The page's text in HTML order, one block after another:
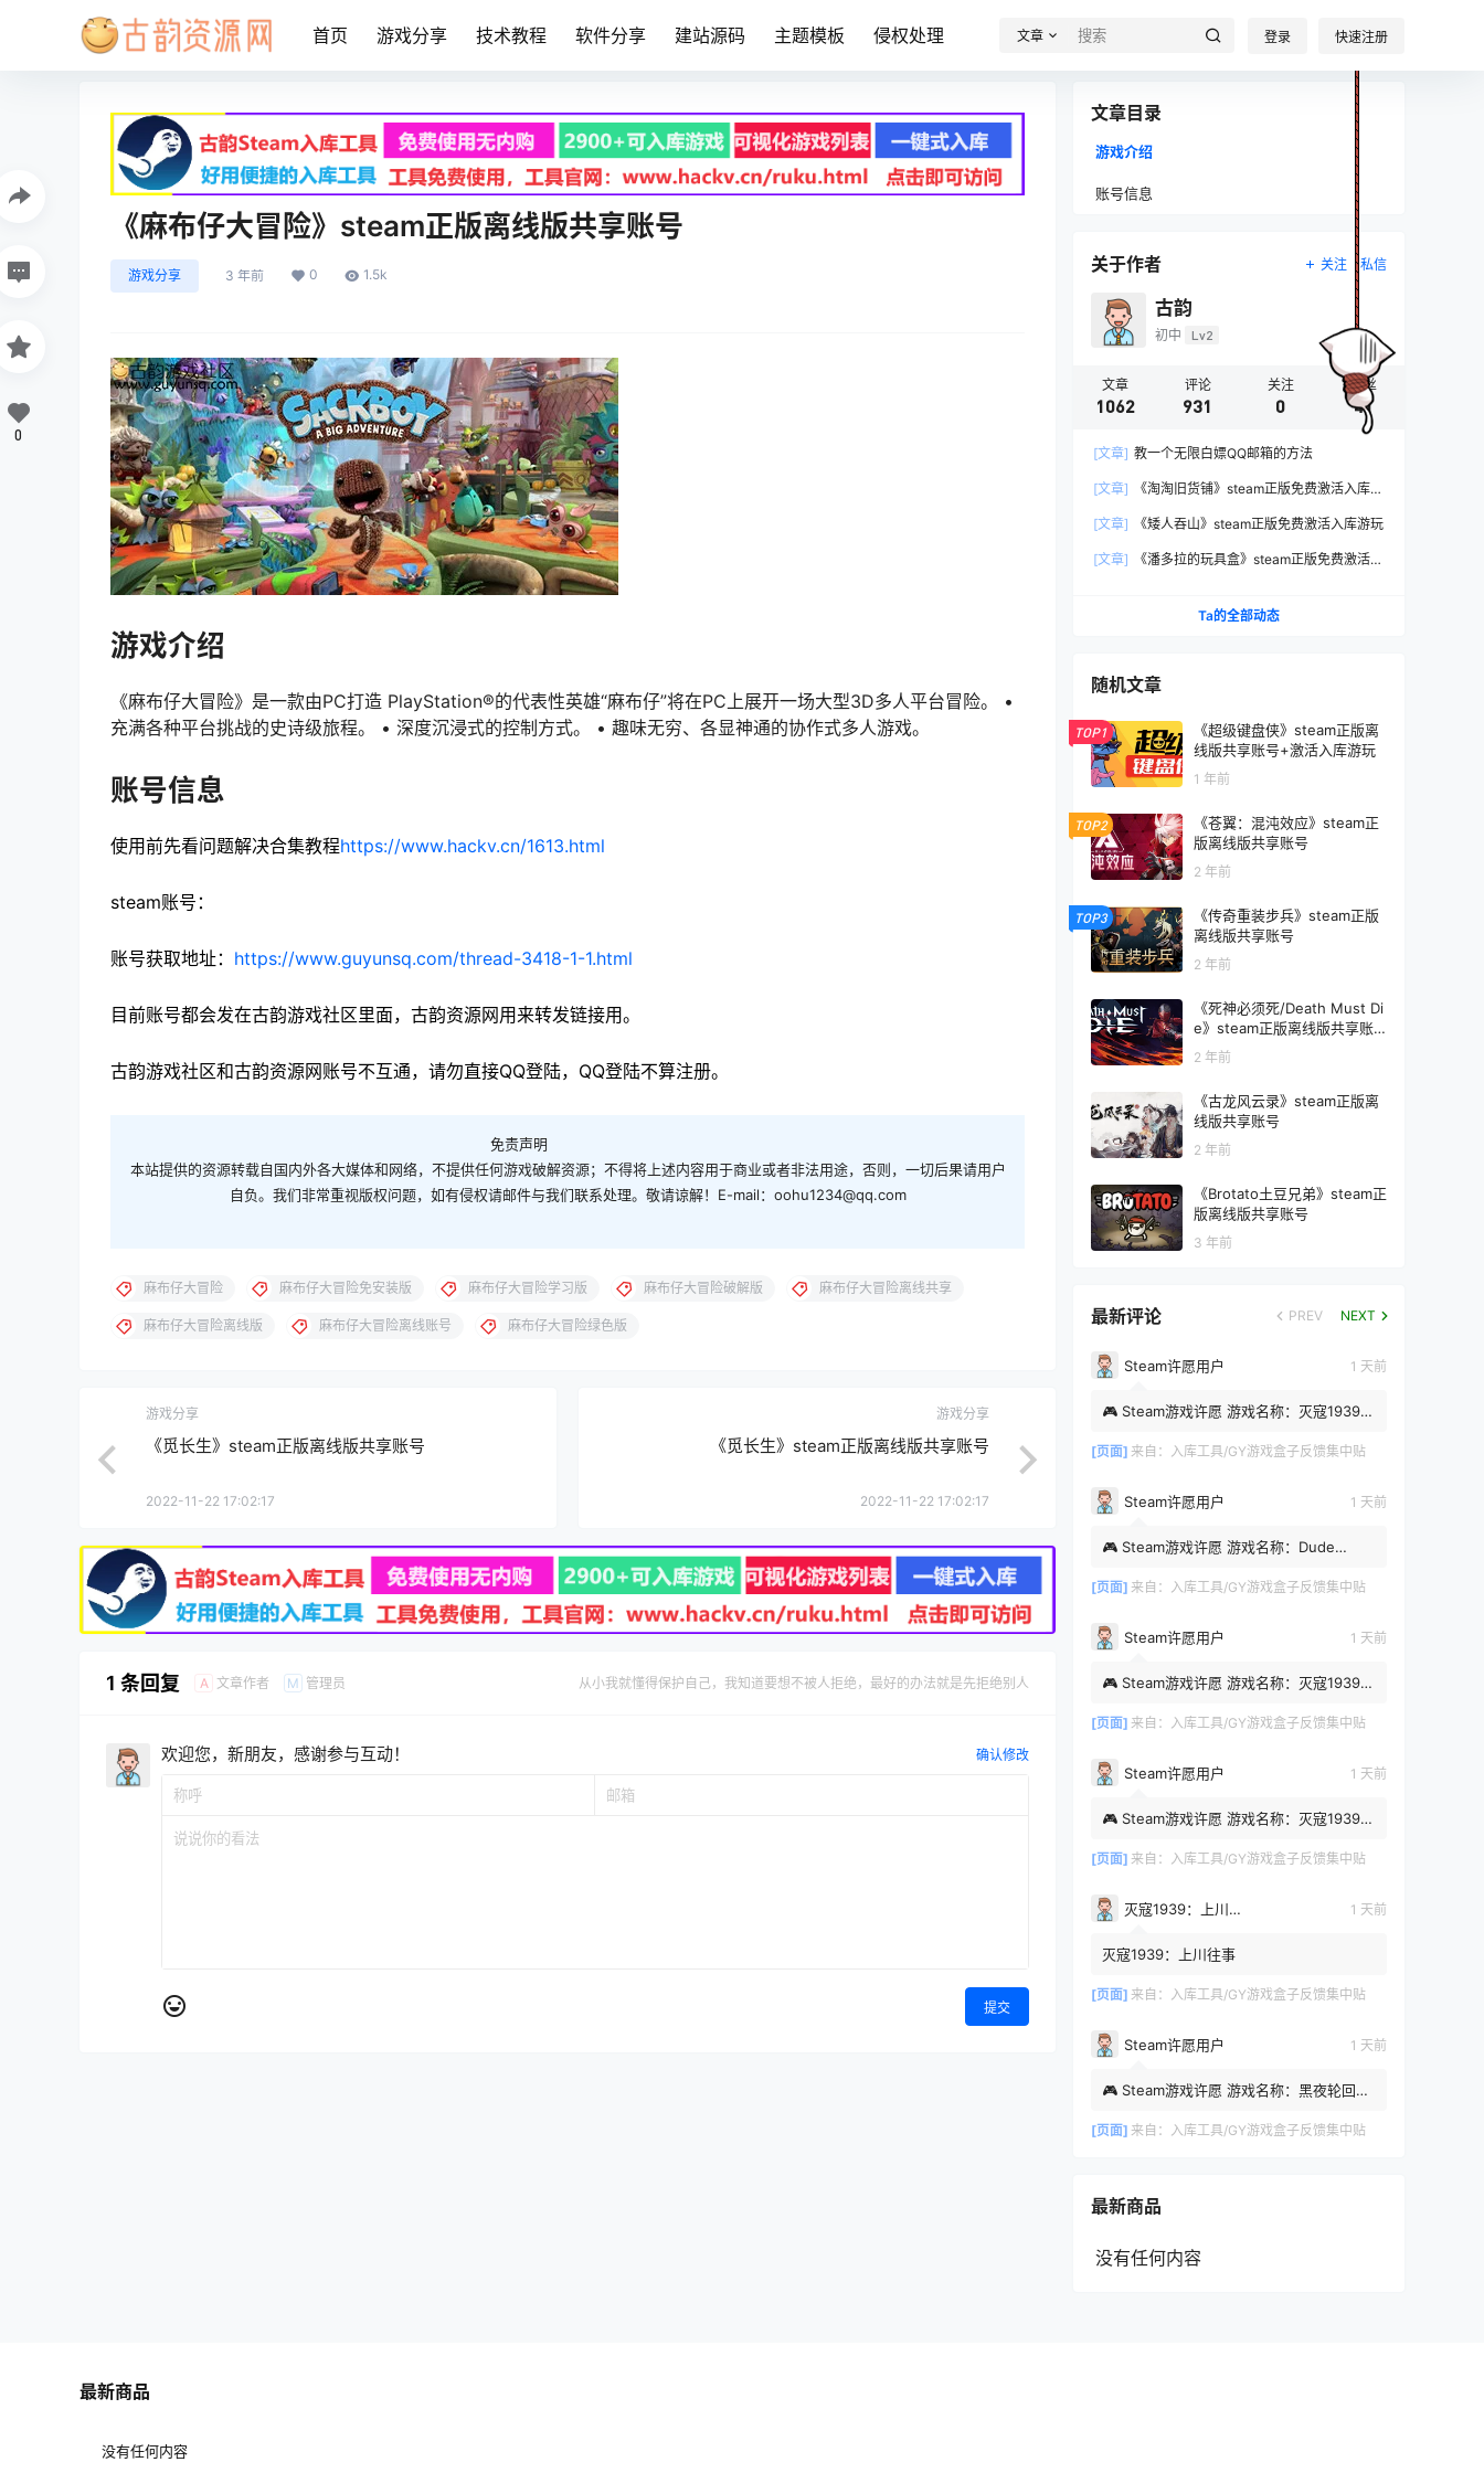
首页 游戏分享 技术教程 软件分享 建站源码 主题模板 侵权处理 文章 登录 快速注册
《麻布仔大冒险》steam正版离线版共享账号
游戏分享 3 年前 0 1.5k
游戏介绍
《麻布仔大冒险》是一款由PC打造 PlayStation®的代表性英雄“麻布仔”将在PC上展开一场大型3D多人平台冒险。 •
充满各种平台挑战的史诗级旅程。 • 深度沉浸式的控制方式。 • 趣味无穷、各显神通的协作式多人游戏。
账号信息
使用前先看问题解决合集教程https://www.hackv.cn/1613.html
steam账号：
账号获取地址： https://www.guyunsq.com/thread-3418-1-1.html
目前账号都会发在古韵游戏社区里面，古韵资源网用来转发链接用。
古韵游戏社区和古韵资源网账号不互通，请勿直接QQ登陆，QQ登陆不算注册。
免责声明
本站提供的资源转载自国内外各大媒体和网络，不提供任何游戏破解资源；不得将上述内容用于商业或者非法用途，否则，一切后果请用户
自负。我们非常重视版权问题，如有侵权请邮件与我们联系处理。敬请谅解！E-mail：oohu1234@qq.com
0
麻布仔大冒险 麻布仔大冒险免安装版 麻布仔大冒险学习版 麻布仔大冒险破解版 麻布仔大冒险离线共享
麻布仔大冒险离线版 麻布仔大冒险离线账号 麻布仔大冒险绿色版
游戏分享
《觅长生》steam正版离线版共享账号
2022-11-22 17:02:17
游戏分享
《觅长生》steam正版离线版共享账号
2022-11-22 17:02:17
1 条回复 A 文章作者 M 管理员 从小我就懂得保护自己，我知道要想不被人拒绝，最好的办法就是先拒绝别人
欢迎您，新朋友，感谢参与互动！ 确认修改
提交
文章目录
游戏介绍
账号信息
关于作者 关注 私信
古韵
初中 Lv2
文章
1062
评论
931
关注
0
粉丝
41
[文章] 教一个无限白嫖QQ邮箱的方法
[文章]
《淘淘旧货铺》steam正版免费激活入库游
[文章]
《矮人吞山》steam正版免费激活入库游玩
[文章]
《潘多拉的玩具盒》steam正版免费激活入
Ta的全部动态
随机文章
TOP1
《超级键盘侠》steam正版离
线版共享账号+激活入库游玩
1 年前
TOP2
《苍翼：混沌效应》steam正
版离线版共享账号
2 年前
TOP3
《传奇重装步兵》steam正版
离线版共享账号
2 年前
《死神必须死/Death Must Di
e》steam正版离线版共享账
2 年前
《古龙风云录》steam正版离
线版共享账号
2 年前
《Brotato土豆兄弟》steam正
版离线版共享账号
3 年前
最新评论 PREV NEXT
Steam许愿用户 1 天前
🎮 Steam游戏许愿 游戏名称：灭寇1939：
类型：影游 时间：2026-08-...
[页面] 来自： 入库工具/GY游戏盒子反馈集中贴
Steam许愿用户 1 天前
🎮 Steam游戏许愿 游戏名称：Dude
ID：4801740 游戏类型：动作，射...
[页面] 来自： 入库工具/GY游戏盒子反馈集中贴
Steam许愿用户 1 天前
🎮 Steam游戏许愿 游戏名称：灭寇1939：
类型：互动影游 时间：2026...
[页面] 来自： 入库工具/GY游戏盒子反馈集中贴
Steam许愿用户 1 天前
🎮 Steam游戏许愿 游戏名称：灭寇1939：
类型：互动影游 时间：2026...
[页面] 来自： 入库工具/GY游戏盒子反馈集中贴
灭寇1939：上川往事 1 天前
灭寇1939：上川往事
[页面] 来自： 入库工具/GY游戏盒子反馈集中贴
Steam许愿用户 1 天前
🎮 Steam游戏许愿 游戏名称：黑夜轮回
08-05 22:51:07
[页面] 来自： 入库工具/GY游戏盒子反馈集中贴
最新商品
没有任何内容
最新商品
没有任何内容